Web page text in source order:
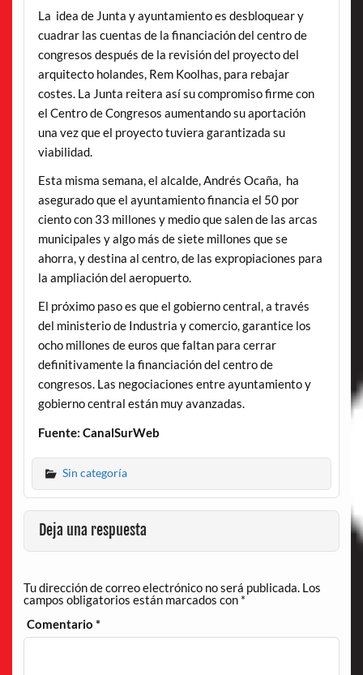
La idea de Junta y ayuntamiento es desbloquear y
cuadrar las cuentas de la financiación del centro de
congresos después de la revisión del proyecto del
arquitecto holandes, Rem Koolhas, para rebajar
costes. La Junta reitera así su compromiso firme con
el Centro de Congresos aumentando su aportación
una vez que el proyecto tuviera garantizada su
viabilidad.
Esta misma semana, el alcalde, Andrés Ocaña, ha
asegurado que el ayuntamiento financia el 50 por
ciento con 33 millones y medio que salen de las arcas
municipales y algo más de siete millones que se
ahorra, y destina al centro, de las expropiaciones para
la ampliación del aeropuerto.
El próximo paso es que el gobierno central, a través
del ministerio de Industria y comercio, garantice los
ocho millones de euros que faltan para cerrar
definitivamente la financiación del centro de
congresos. Las negociaciones entre ayuntamiento y
gobierno central están muy avanzadas.
Fuente: CanalSurWeb
Sin categoría
Deja una respuesta
Tu dirección de correo electrónico no será publicada. Los
campos obligatorios están marcados con *
Comentario*